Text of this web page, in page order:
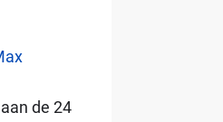
de 24